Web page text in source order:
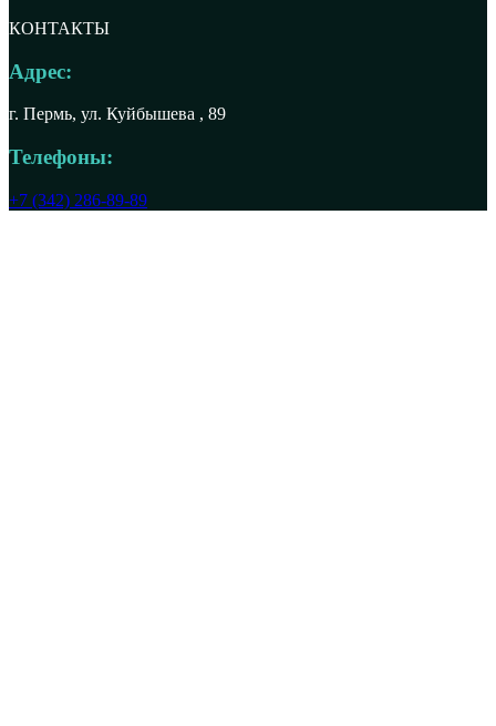
КОНТАКТЫ
Адрес:
г. Пермь, ул. Куйбышева , 89
Телефоны:
+7 (342) 286-89-89